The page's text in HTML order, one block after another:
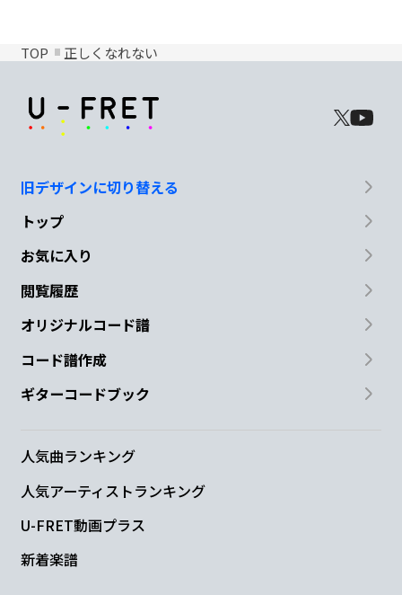
TOP 正しくなれない
旧デザインに切り替える
トップ
お気に入り
閲覧履歴
オリジナルコード譜
コード譜作成
ギターコードブック
人気曲ランキング
人気アーティストランキング
U-FRET動画プラス
新着楽譜